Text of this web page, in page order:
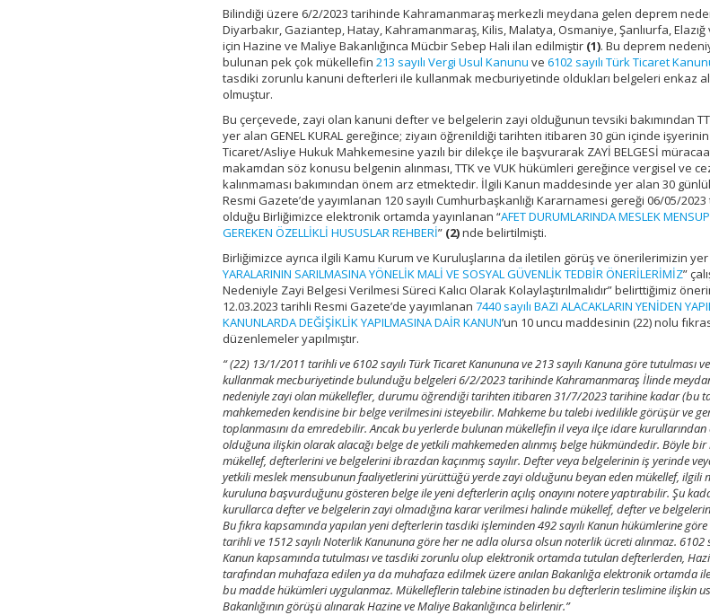
Bilindiği üzere 6/2/2023 tarihinde Kahramanmaraş merkezli meydana gelen deprem
Diyarbakır, Gaziantep, Hatay, Kahramanmaraş, Kilis, Malatya, Osmaniye, Şanlıurfa,
için Hazine ve Maliye Bakanlığınca Mücbir Sebep Hali ilan edilmiştir (1). Bu deprem
bulunan pek çok mükellefin213 sayılı Vergi Usul Kanunu ve6102 sayılı Türk Ticaret
tasdiki zorunlu kanuni defterleri ile kullanmak mecburiyetinde oldukları belgeleri enkaz
olmuştur.
Bu çerçevede, zayi olan kanuni defter ve belgelerin zayi olduğunun tevsiki bakımından
yer alan GENEL KURAL gereğince; ziyaın öğrenildiği tarihten itibaren 30 gün içinde
Ticaret/Asliye Hukuk Mahkemesine yazılı bir dilekçe ile başvurarak ZAYİ BELGESİ
makamdan söz konusu belgenin alınması, TTK ve VUK hükümleri gereğince vergisel ve
kalınmaması bakımından önem arz etmektedir. İlgili Kanun maddesinde yer alan 30
Resmi Gazete’de yayımlanan 120 sayılı Cumhurbaşkanlığı Kararnamesi gereği 06/05/
olduğu Birliğimizce elektronik ortamda yayınlanan “AFET DURUMLARINDA MESLEK
GEREKEN ÖZELLİKLİ HUSUSLAR REHBERİ” (2)nde belirtilmişti.
Birliğimizce ayrıca ilgili Kamu Kurum ve Kuruluşlarına da iletilen görüş ve önerilerimizin yer
YARALARININ SARILMASINA YÖNELİK MALİ VE SOSYAL GÜVENLİK TEDBİR ÖNERİLERİMİZ”
Nedeniyle Zayi Belgesi Verilmesi Süreci Kalıcı Olarak Kolaylaştırılmalıdır” belirttiğimiz
12.03.2023 tarihli Resmi Gazete’de yayımlanan 7440 sayılı BAZI ALACAKLARIN YENİDEN
KANUNLARDA DEĞİŞİKLİK YAPILMASINA DAİR KANUN’un 10 uncu maddesinin (22) nolu
düzenlemeler yapılmıştır.
“ (22) 13/1/2011 tarihli ve 6102 sayılı Türk Ticaret Kanununa ve 213 sayılı Kanuna göre tutulması
kullanmak mecburiyetinde bulunduğu belgeleri 6/2/2023 tarihinde Kahramanmaraş İlinde
nedeniyle zayi olan mükellefler, durumu öğrendiği tarihten itibaren 31/7/2023 tarihine kadar (bu
mahkemeden kendisine bir belge verilmesini isteyebilir. Mahkeme bu talebi ivedilikle görüşür ve
toplanmasını da emredebilir. Ancak bu yerlerde bulunan mükellefin il veya ilçe idare
olduğuna ilişkin olarak alacağı belge de yetkili mahkemeden alınmış belge hükmündedir. Böyle
mükellef, defterlerini ve belgelerini ibrazdan kaçınmış sayılır. Defter veya belgelerinin iş yerinde
yetkili meslek mensubunun faaliyetlerini yürüttüğü yerde zayi olduğunu beyan eden mükellef, ilgili
kuruluna başvurduğunu gösteren belge ile yeni defterlerin açılış onayını notere yaptırabilir. Şu
kurullarca defter ve belgelerin zayi olmadığına karar verilmesi halinde mükellef, defter ve
Bu fıkra kapsamında yapılan yeni defterlerin tasdiki işleminden 492 sayılı Kanun hükümlerine
tarihli ve 1512 sayılı Noterlik Kanununa göre her ne adla olursa olsun noterlik ücreti alınmaz. 6102
Kanun kapsamında tutulması ve tasdiki zorunlu olup elektronik ortamda tutulan defterlerden,
tarafından muhafaza edilen ya da muhafaza edilmek üzere anılan Bakanlığa elektronik ortamda
bu madde hükümleri uygulanmaz. Mükelleflerin talebine istinaden bu defterlerin teslimine ilişkin
Bakanlığının görüşü alınarak Hazine ve Maliye Bakanlığınca belirlenir.”